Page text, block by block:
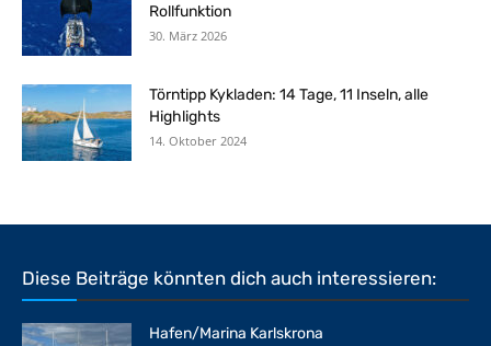
Rollfunktion
30. März 2026
Törntipp Kykladen: 14 Tage, 11 Inseln, alle
Highlights
14. Oktober 2024
Diese Beiträge könnten dich auch interessieren:
Hafen/Marina Karlskrona